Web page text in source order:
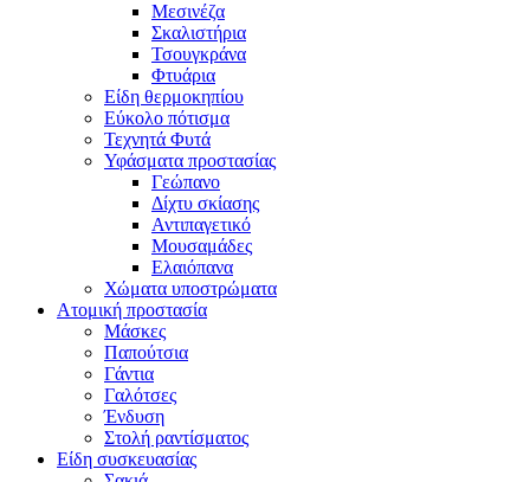
Μεσινέζα
Σκαλιστήρια
Τσουγκράνα
Φτυάρια
Είδη θερμοκηπίου
Εύκολο πότισμα
Τεχνητά Φυτά
Υφάσματα προστασίας
Γεώπανο
Δίχτυ σκίασης
Αντιπαγετικό
Μουσαμάδες
Ελαιόπανα
Χώματα υποστρώματα
Ατομική προστασία
Μάσκες
Παπούτσια
Γάντια
Γαλότσες
Ένδυση
Στολή ραντίσματος
Είδη συσκευασίας